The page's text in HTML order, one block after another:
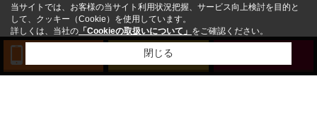
来店予約
当サイトでは、お客様の当サイト利用状況把握、サービス向上検討を目的と
して、クッキー（Cookie）を使用しています。
詳しくは、当社の 「Cookieの取扱いについて」 をご確認ください。
閉じる